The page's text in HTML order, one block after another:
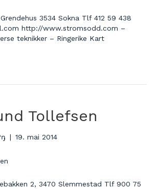
3534 Sokna Tlf 412 59 438
http://www.stromsodd.com –
teknikker – Ringerike Kart
Tollefsen
| 19. mai 2014
2, 3470 Slemmestad Tlf 900 75